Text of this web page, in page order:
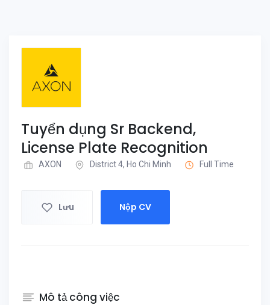
Tuyển dụng Sr Backend,
License Plate Recognition
AXON District 4, Ho Chi Minh Full Time
Lưu Nộp CV
Mô tả công việc